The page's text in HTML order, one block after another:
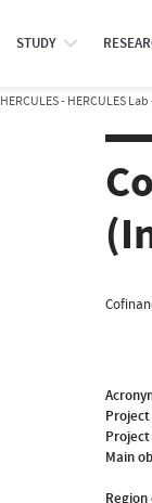
STUDY
HERCULES - HERCULES
Project
Main